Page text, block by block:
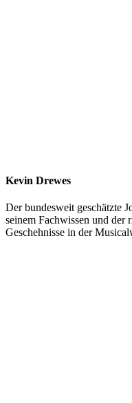
Kevin Drewes
Der bundesweit geschätzte
seinem Fachwissen und der
Geschehnisse in der